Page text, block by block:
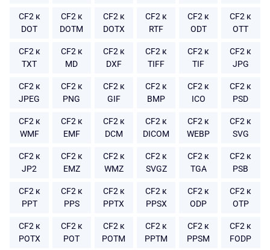
CF2 к
DOT
CF2 к
DOTM
CF2 к
DOTX
CF2 к
RTF
CF2 к
ODT
CF2 к
OTT
CF2 к
TXT
CF2 к
MD
CF2 к
DXF
CF2 к
TIFF
CF2 к
TIF
CF2 к
JPG
CF2 к
JPEG
CF2 к
PNG
CF2 к
GIF
CF2 к
BMP
CF2 к
ICO
CF2 к
PSD
CF2 к
WMF
CF2 к
EMF
CF2 к
DCM
CF2 к
DICOM
CF2 к
WEBP
CF2 к
SVG
CF2 к
JP2
CF2 к
EMZ
CF2 к
WMZ
CF2 к
SVGZ
CF2 к
TGA
CF2 к
PSB
CF2 к
PPT
CF2 к
PPS
CF2 к
PPTX
CF2 к
PPSX
CF2 к
ODP
CF2 к
OTP
CF2 к
POTX
CF2 к
POT
CF2 к
POTM
CF2 к
PPTM
CF2 к
PPSM
CF2 к
FODP